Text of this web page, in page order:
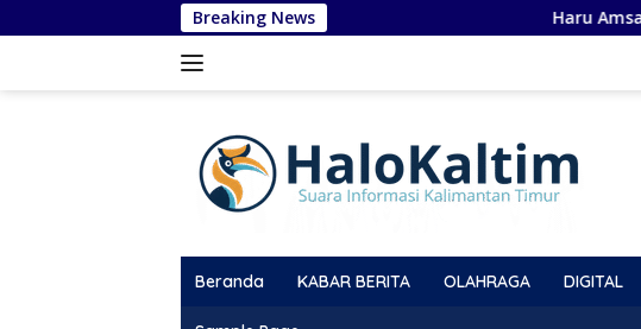
ke
Breaking News Haru Amsal Sitepu
Beranda KABAR BERITA OLAHRAGA DIGITAL